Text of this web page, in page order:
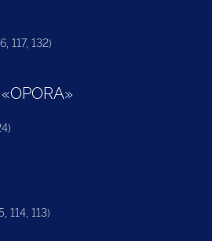
117, 132)
«OPORA»
114, 113)